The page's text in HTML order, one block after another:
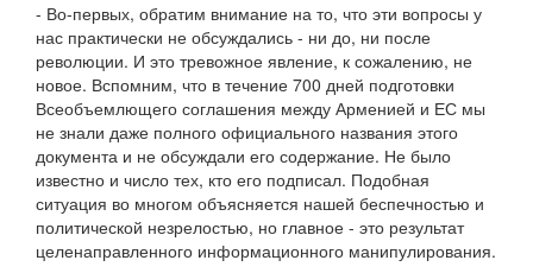
- Во-первых, обратим внимание на то, что эти вопросы у
нас практически не обсуждались - ни до, ни после
революции. И это тревожное явление, к сожалению, не
новое. Вспомним, что в течение 700 дней подготовки
Всеобъемлющего соглашения между Арменией и ЕС мы
не знали даже полного официального названия этого
документа и не обсуждали его содержание. Не было
известно и число тех, кто его подписал. Подобная
ситуация во многом объясняется нашей беспечностью и
политической незрелостью, но главное - это результат
целенаправленного информационного манипулирования.